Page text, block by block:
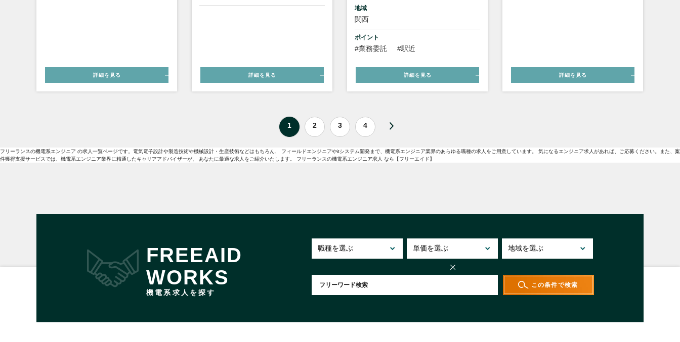
詳細を見る 詳細を見る
地域
関西
ポイント
#業務委託 #駅近
詳細を見る 詳細を見る
1 2 3 4
フリーランスの機電系エンジニア の求人一覧ページです。電気電子設計や製造技術や機械設計・生産技術などはもちろん、 フィールドエンジニアやitシステム開発まで、機電系エンジニア業界のあらゆる職種の求人をご用意しています。 気になるエンジニア求人があれば、ご応募ください。また、案
件獲得支援サービスでは、機電系エンジニア業界に精通したキャリアアドバイザーが、 あなたに最適な求人をご紹介いたします。 フリーランスの機電系エンジニア求人 なら【フリーエイド】
FREEAID
WORKS
機電系求人を探す